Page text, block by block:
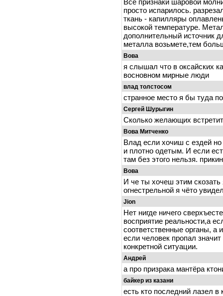
просто испарилось.
ткань - капилляры
высокой температуре.
дополнительный источник
металла возьмете,тем
Вова
я слышал что в оксайских
восновном мирные люди
влад толстосом
странное место я бы туда
Сергей Шурыгин
Сколько желающих
Вова Митченко
Влад если хочиш с ездей
и плотно одетым. И если
там без этого нельзя.
Вова
И че ты хочеш этим скозать
огнестрельной я чёто
Jion
Нет нигде ничего
восприятие реальности,а
соответственные органы, а
если человек пропал
конкретной ситуации.
Андрей
а про призрака мантёра
байкер из казани
есть кто последний лазел